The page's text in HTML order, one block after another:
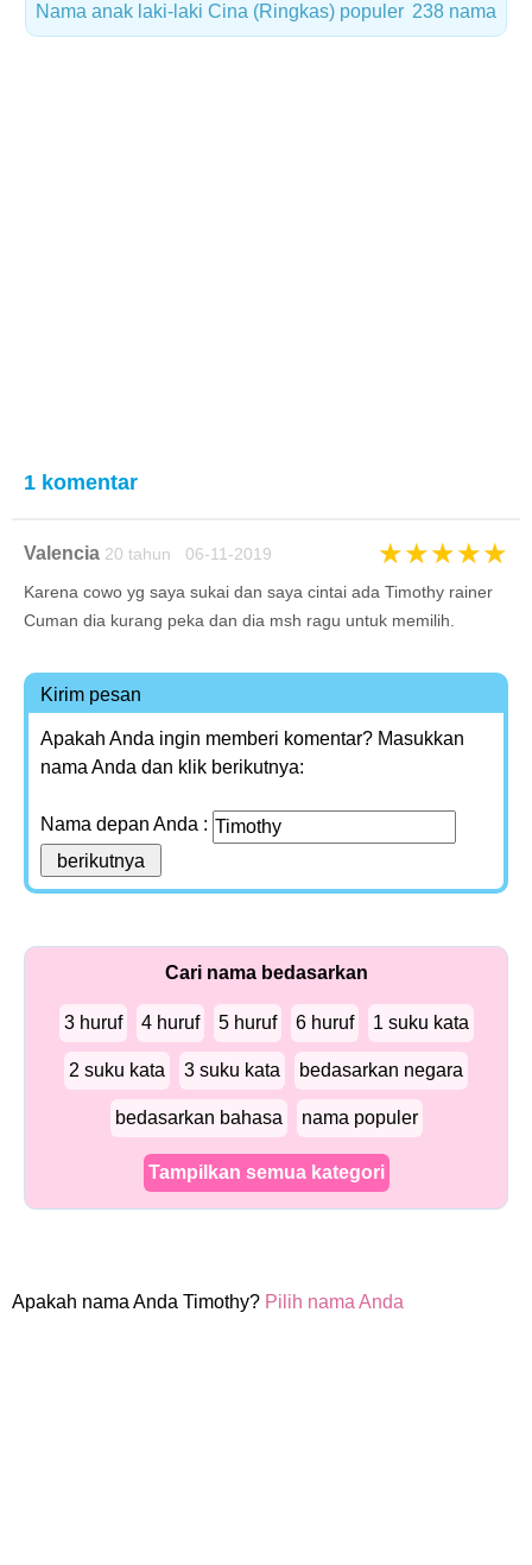
Nama anak laki-laki Cina (Ringkas) populer 238 nama
1 komentar
Valencia 20 tahun 06-11-2019 ★★★★★
Karena cowo yg saya sukai dan saya cintai ada Timothy rainer
Cuman dia kurang peka dan dia msh ragu untuk memilih.
Kirim pesan
Apakah Anda ingin memberi komentar? Masukkan
nama Anda dan klik berikutnya:
Nama depan Anda :
Cari nama bedasarkan
3 huruf 4 huruf 5 huruf 6 huruf 1 suku kata
2 suku kata 3 suku kata bedasarkan negara
bedasarkan bahasa nama populer
Tampilkan semua kategori
Apakah nama Anda Timothy? Pilih nama Anda